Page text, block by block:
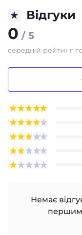
Відгуки
0 / 5
середній рейтинг
Немає
першим,